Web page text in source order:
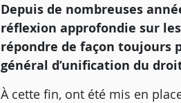
Depuis de nombreuses
réflexion approfondie sur
répondre de façon toujours
général d’unification du
À cette fin, ont été mis en